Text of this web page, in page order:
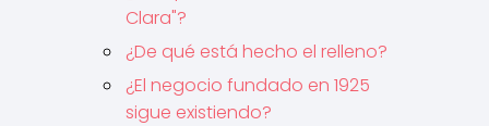
Clara"?
¿De qué está hecho el relleno?
¿El negocio fundado en 1925
sigue existiendo?